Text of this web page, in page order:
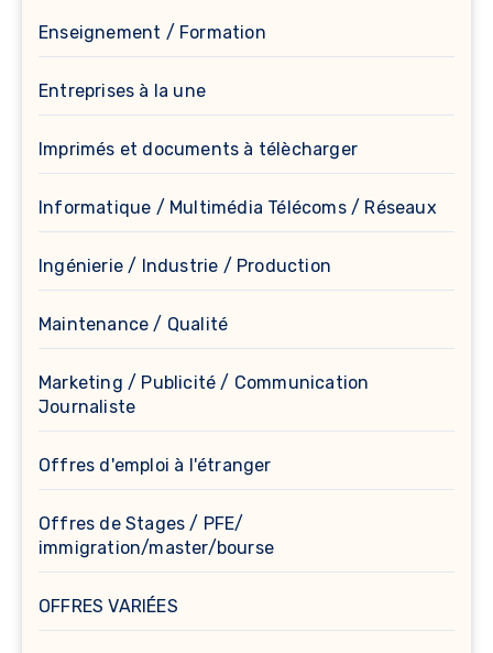
Enseignement / Formation
Entreprises à la une
Imprimés et documents à télècharger
Informatique / Multimédia Télécoms / Réseaux
Ingénierie / Industrie / Production
Maintenance / Qualité
Marketing / Publicité / Communication
Journaliste
Offres d'emploi à l'étranger
Offres de Stages / PFE/
immigration/master/bourse
OFFRES VARIÉES